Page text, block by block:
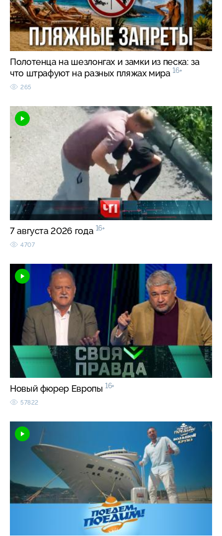
Полотенца на шезлонгах и замки из песка: за
что штрафуют на разных пляжах мира 16+
265
7 августа 2026 года 16+
4707
Новый фюрер Европы 16+
57822